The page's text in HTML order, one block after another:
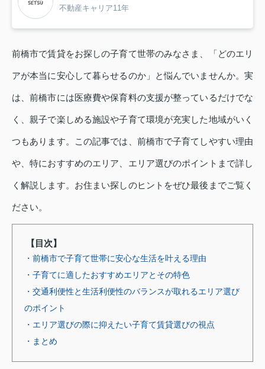
不動産キャリア11年
前橋市で賃貸をお探しの子育て世帯のみなさま、「どのエリ
アが本当に安心して暮らせるのか」と悩んでいませんか。実
は、前橋市には医療費や保育料の支援が整っているだけでな
く、親子で楽しめる施設や子育て環境が充実した地域がいく
つもあります。この記事では、前橋市で子育てしやすい理由
や、特におすすめのエリア、エリア選びのポイントまで詳し
く解説します。お住まい探しのヒントをぜひ最後までご覧く
ださい。
【目次】
・前橋市で子育て世帯に安心な生活を叶える理由
・子育てに適したおすすめエリアとその特色
・交通利便性と生活利便性のバランスが取れるエリア選び
のポイント
・エリア選びの際に抑えたい子育て賃貸選びの視点
・まとめ